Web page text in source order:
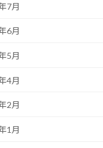
7月
6月
5月
4月
2月
1月